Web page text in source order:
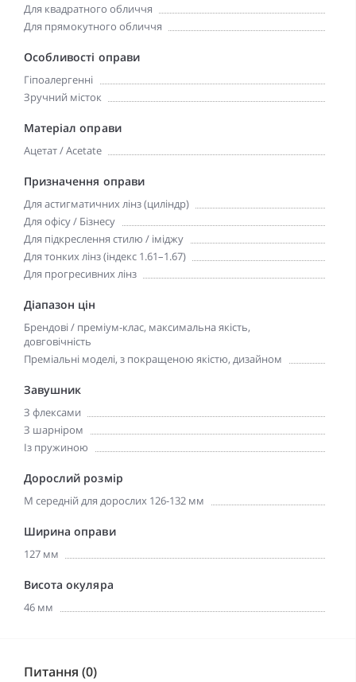
Для квадратного обличчя
Для прямокутного обличчя
Особливості оправи
Гіпоалергенні
Зручний місток
Матеріал оправи
Ацетат / Acetate
Призначення оправи
Для астигматичних лінз (циліндр)
Для офісу / Бізнесу
Для підкреслення стилю / іміджу
Для тонких лінз (індекс 1.61–1.67)
Для прогресивних лінз
Діапазон цін
Брендові / преміум-клас, максимальна якість,
довговічність
Преміальні моделі, з покращеною якістю, дизайном
Завушник
З флексами
З шарніром
Із пружиною
Дорослий розмір
M середній для дорослих 126-132 мм
Ширина оправи
127 мм
Висота окуляра
46 мм
Питання (0)